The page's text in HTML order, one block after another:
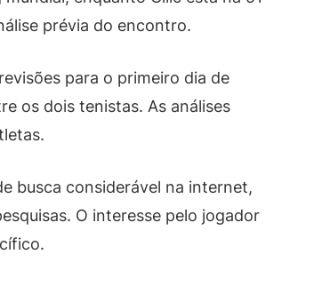
prévia do encontro.
para o primeiro dia de
os dois tenistas. As análises
busca considerável na internet,
O interesse pelo jogador